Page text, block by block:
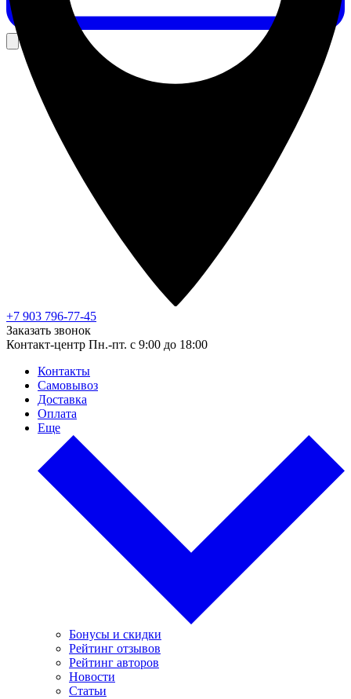
+7 903 796-77-45
Заказать звонок
Контакт-центр Пн.-пт. с 9:00 до 18:00
Контакты
Самовывоз
Доставка
Оплата
Еще
Бонусы и скидки
Рейтинг отзывов
Рейтинг авторов
Новости
Статьи